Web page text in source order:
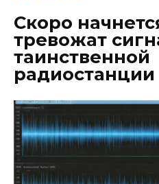
Скоро
тревожат
таинственной